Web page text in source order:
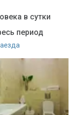
в сутки
период